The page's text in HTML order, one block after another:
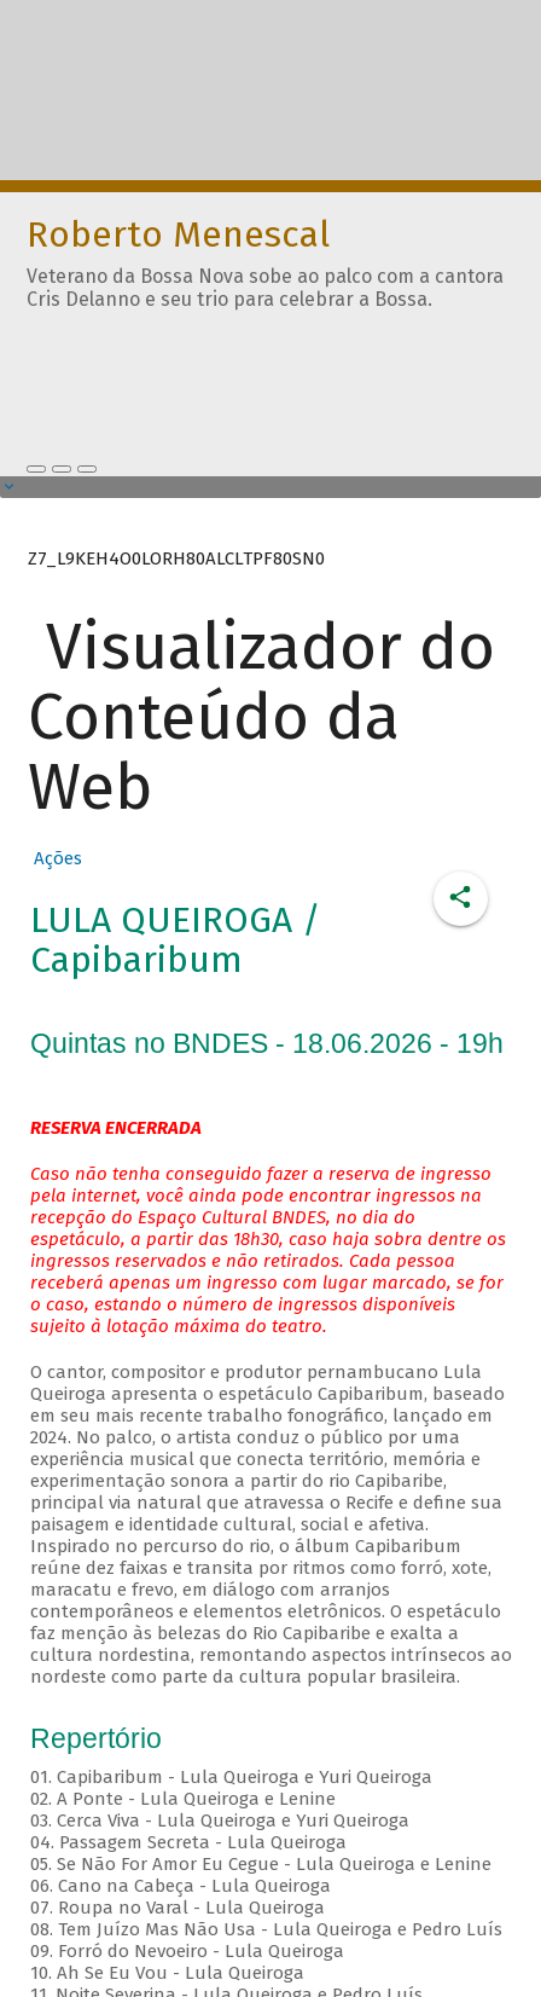
Roberto Menescal
Veterano da Bossa Nova sobe ao palco com a cantora
Cris Delanno e seu trio para celebrar a Bossa.
Z7_L9KEH4O0LORH80ALCLTPF80SN0
Visualizador do
Conteúdo da
Web
Ações
LULA QUEIROGA /
Capibaribum
Quintas no BNDES - 18.06.2026 - 19h
RESERVA ENCERRADA
Caso não tenha conseguido fazer a reserva de ingresso
pela internet, você ainda pode encontrar ingressos na
recepção do Espaço Cultural BNDES, no dia do
espetáculo, a partir das 18h30, caso haja sobra dentre os
ingressos reservados e não retirados. Cada pessoa
receberá apenas um ingresso com lugar marcado, se for
o caso, estando o número de ingressos disponíveis
sujeito à lotação máxima do teatro.
O cantor, compositor e produtor pernambucano Lula
Queiroga apresenta o espetáculo Capibaribum, baseado
em seu mais recente trabalho fonográfico, lançado em
2024. No palco, o artista conduz o público por uma
experiência musical que conecta território, memória e
experimentação sonora a partir do rio Capibaribe,
principal via natural que atravessa o Recife e define sua
paisagem e identidade cultural, social e afetiva.
Inspirado no percurso do rio, o álbum Capibaribum
reúne dez faixas e transita por ritmos como forró, xote,
maracatu e frevo, em diálogo com arranjos
contemporâneos e elementos eletrônicos. O espetáculo
faz menção às belezas do Rio Capibaribe e exalta a
cultura nordestina, remontando aspectos intrínsecos ao
nordeste como parte da cultura popular brasileira.
Repertório
01. Capibaribum - Lula Queiroga e Yuri Queiroga
02. A Ponte - Lula Queiroga e Lenine
03. Cerca Viva - Lula Queiroga e Yuri Queiroga
04. Passagem Secreta - Lula Queiroga
05. Se Não For Amor Eu Cegue - Lula Queiroga e Lenine
06. Cano na Cabeça - Lula Queiroga
07. Roupa no Varal - Lula Queiroga
08. Tem Juízo Mas Não Usa - Lula Queiroga e Pedro Luís
09. Forró do Nevoeiro - Lula Queiroga
10. Ah Se Eu Vou - Lula Queiroga